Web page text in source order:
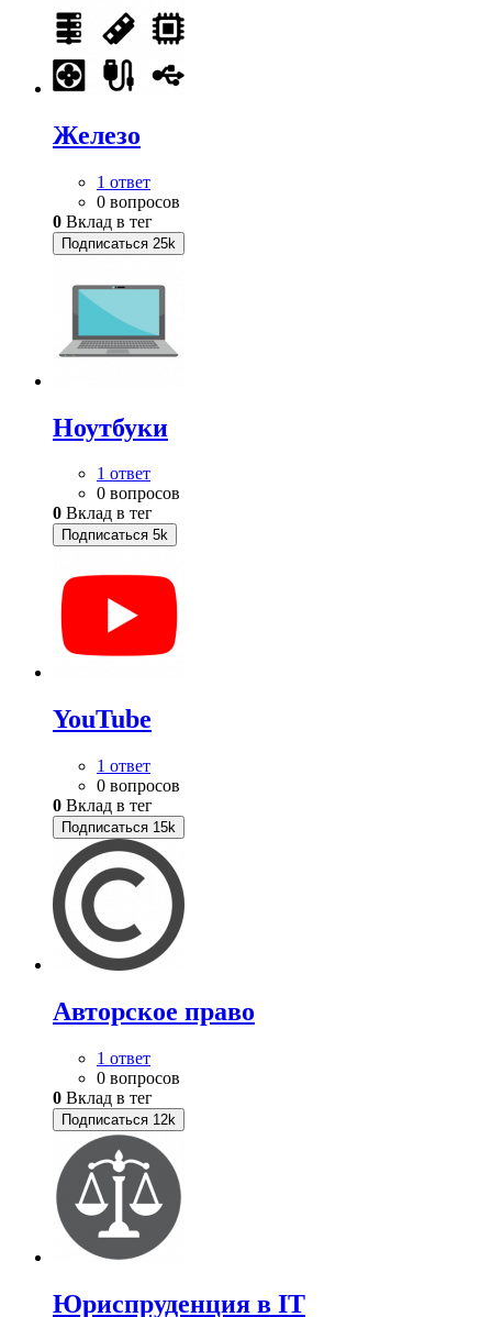
Железо
1 ответ
0 вопросов
0 Вклад в тег
Подписаться 25k
Ноутбуки
1 ответ
0 вопросов
0 Вклад в тег
Подписаться 5k
YouTube
1 ответ
0 вопросов
0 Вклад в тег
Подписаться 15k
Авторское право
1 ответ
0 вопросов
0 Вклад в тег
Подписаться 12k
Юриспруденция в IT